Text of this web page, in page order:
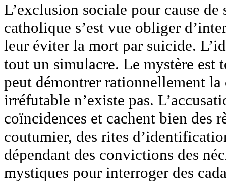
L’exclusion sociale pour cause
catholique s’est vue obliger
leur éviter la mort par suicide.
tout un simulacre. Le mystère est
peut démontrer rationnellement
irréfutable n’existe pas.
coïncidences et cachent bien des
coutumier, des rites
dépendant des convictions des
mystiques pour interroger des